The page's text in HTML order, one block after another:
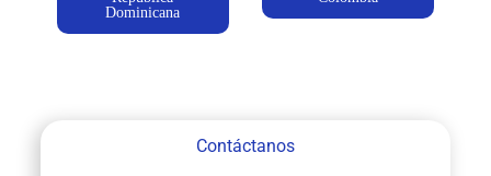
Dominicana
Contáctanos